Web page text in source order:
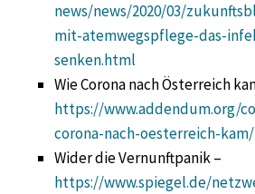
news/news/2020/03/
mit-atemwegspflege-das-
senken.html
Wie Corona nach Österreich
https://www.addendum.org/
corona-nach-oesterreich-kam/
Wider die Vernunftpanik –
https://www.spiegel.de/